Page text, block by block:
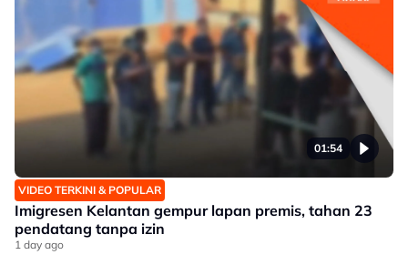
01:54
VIDEO TERKINI & POPULAR
Imigresen Kelantan gempur lapan premis, tahan 23
pendatang tanpa izin
1 day ago